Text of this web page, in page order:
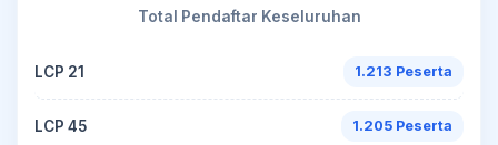
Total Pendaftar Keseluruhan
LCP 21 1.213 Peserta
LCP 45 1.205 Peserta